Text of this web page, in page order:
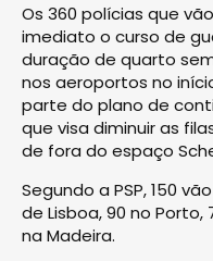
Os 360 polícias que
imediato o curso de
duração de quarto
nos aeroportos no
parte do plano de
que visa diminuir as
de fora do espaço
Segundo a PSP, 150
de Lisboa, 90 no Porto,
na Madeira.